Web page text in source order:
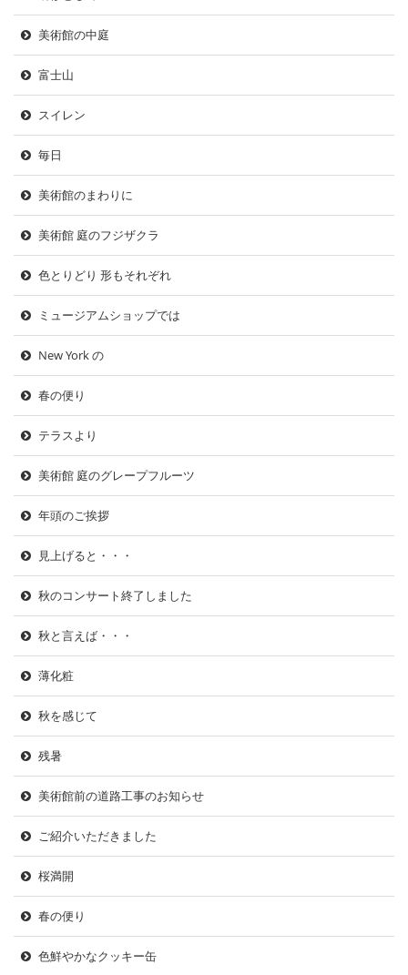
美術館の中庭
富士山
スイレン
毎日
美術館のまわりに
美術館 庭のフジザクラ
色とりどり 形もそれぞれ
ミュージアムショップでは
New York の
春の便り
テラスより
美術館 庭のグレープフルーツ
年頭のご挨拶
見上げると・・・
秋のコンサート終了しました
秋と言えば・・・
薄化粧
秋を感じて
残暑
美術館前の道路工事のお知らせ
ご紹介いただきました
桜満開
春の便り
色鮮やかなクッキー缶